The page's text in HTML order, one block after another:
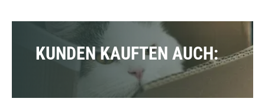
KUNDEN KAUFTEN AUCH: